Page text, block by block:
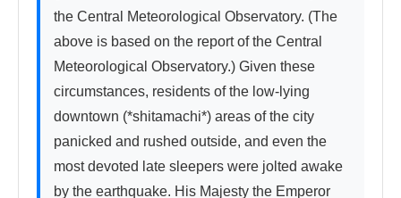
the Central Meteorological Observatory. (The
above is based on the report of the Central
Meteorological Observatory.) Given these
circumstances, residents of the low-lying
downtown (*shitamachi*) areas of the city
panicked and rushed outside, and even the
most devoted late sleepers were jolted awake
by the earthquake. His Majesty the Emperor